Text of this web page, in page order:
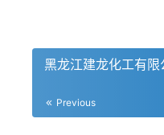
黑龙江建龙化工有限
Previous